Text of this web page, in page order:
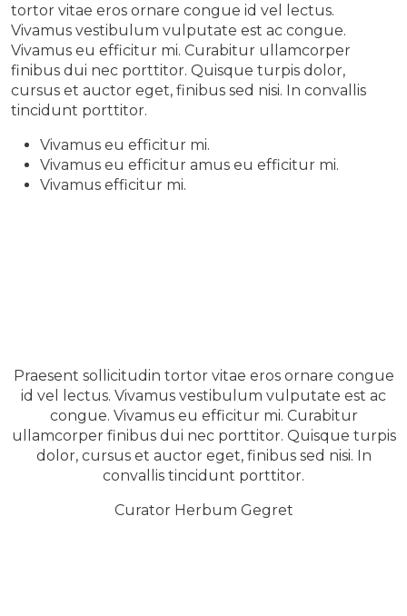
tortor vitae eros ornare congue id vel lectus.
Vivamus vestibulum vulputate est ac congue.
Vivamus eu efficitur mi. Curabitur ullamcorper
finibus dui nec porttitor. Quisque turpis dolor,
cursus et auctor eget, finibus sed nisi. In convallis
tincidunt porttitor.
Vivamus eu efficitur mi.
Vivamus eu efficitur amus eu efficitur mi.
Vivamus efficitur mi.
Praesent sollicitudin tortor vitae eros ornare congue
id vel lectus. Vivamus vestibulum vulputate est ac
congue. Vivamus eu efficitur mi. Curabitur
ullamcorper finibus dui nec porttitor. Quisque turpis
dolor, cursus et auctor eget, finibus sed nisi. In
convallis tincidunt porttitor.
Curator Herbum Gegret